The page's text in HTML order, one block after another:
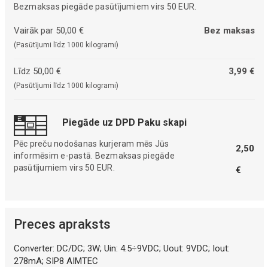
Bezmaksas piegāde pasūtījumiem virs 50 EUR.
Vairāk par 50,00 €
(Pasūtījumi līdz 1000 kilogrami)
Bez maksas
Līdz 50,00 €
(Pasūtījumi līdz 1000 kilogrami)
3,99 €
Piegāde uz DPD Paku skapi
Pēc preču nodošanas kurjeram mēs Jūs
informēsim e-pastā. Bezmaksas piegāde
pasūtījumiem virs 50 EUR.
2,50
€
Preces apraksts
Converter: DC/DC; 3W; Uin: 4.5÷9VDC; Uout: 9VDC; Iout:
278mA; SIP8 AIMTEC